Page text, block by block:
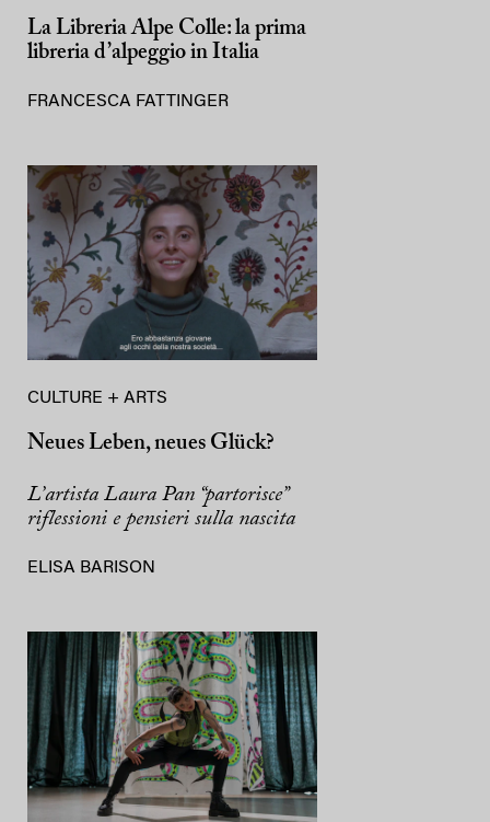
La Libreria Alpe Colle: la prima
libreria d’alpeggio in Italia
FRANCESCA FATTINGER
CULTURE + ARTS
Neues Leben, neues Glück?
L’artista Laura Pan “partorisce”
riflessioni e pensieri sulla nascita
ELISA BARISON